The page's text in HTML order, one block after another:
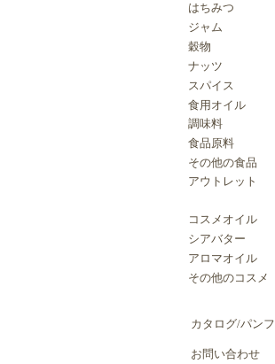
はちみつ
ジャム
穀物
ナッツ
スパイス
食用オイル
調味料
食品原料
その他の食品
アウトレット
コスメオイル
シアバター
アロマオイル
その他のコスメ
カタログ/パンフ
お問い合わせ